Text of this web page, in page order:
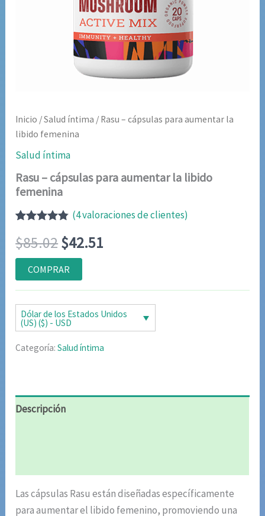
Inicio /Salud íntima / Rasu – cápsulas para aumentar la
libido femenina
Salud íntima
Rasu – cápsulas para aumentar la libido
femenina
con4.75de
5 en base
a
valoraciones
de clientes
(4valoraciones de clientes)
$85.02El
precio
original
era:
$85.02.
$42.51
actual
es:
$42.51.
COMPRAR
Dólar de los Estados Unidos
(US) ($) - USD
Categoría:Salud íntima
Descripción
Las cápsulas Rasu están diseñadas específicamente
para aumentar el libido femenino, promoviendo una